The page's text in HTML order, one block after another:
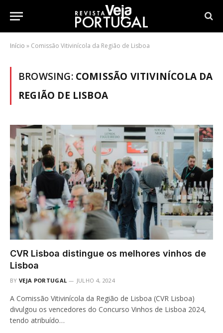
Início » Comissão Vitivinícola da Região de Lisboa
BROWSING: COMISSÃO VITIVINÍCOLA DA
REGIÃO DE LISBOA
CVR Lisboa distingue os melhores vinhos de
Lisboa
BY VEJA PORTUGAL JULHO 4, 2024
A Comissão Vitivinícola da Região de Lisboa (CVR Lisboa)
divulgou os vencedores do Concurso Vinhos de Lisboa 2024,
tendo atribuído…